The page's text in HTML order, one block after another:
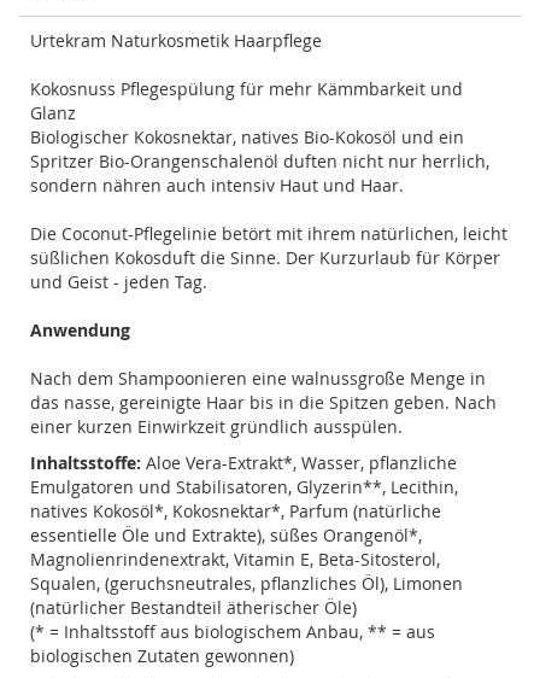
Urtekram Naturkosmetik Haarpflege
Kokosnuss Pflegespülung für mehr Kämmbarkeit und
Glanz
Biologischer Kokosnektar, natives Bio-Kokosöl und ein
Spritzer Bio-Orangenschalenöl duften nicht nur herrlich,
sondern nähren auch intensiv Haut und Haar.
Die Coconut-Pflegelinie betört mit ihrem natürlichen, leicht
süßlichen Kokosduft die Sinne. Der Kurzurlaub für Körper
und Geist - jeden Tag.
Anwendung
Nach dem Shampoonieren eine walnussgroße Menge in
das nasse, gereinigte Haar bis in die Spitzen geben. Nach
einer kurzen Einwirkzeit gründlich ausspülen.
Inhaltsstoffe: Aloe Vera-Extrakt*, Wasser, pflanzliche
Emulgatoren und Stabilisatoren, Glyzerin**, Lecithin,
natives Kokosöl*, Kokosnektar*, Parfum (natürliche
essentielle Öle und Extrakte), süßes Orangenöl*,
Magnolienrindenextrakt, Vitamin E, Beta-Sitosterol,
Squalen, (geruchsneutrales, pflanzliches Öl), Limonen
(natürlicher Bestandteil ätherischer Öle)
(* = Inhaltsstoff aus biologischem Anbau, ** = aus
biologischen Zutaten gewonnen)